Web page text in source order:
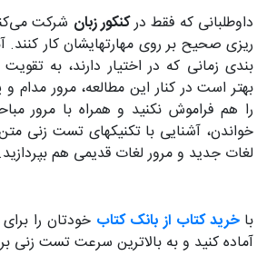
داوطلبانی که فقط درکنکور زبان شرکت
ریزی صحیح بر روی مهارتهایشان کار کنند.
بندی زمانی که در اختیار دارند، به تقویت
بهتر است در کنار این مطالعه، مرور مدام
را هم فراموش نکنید و همراه با مرور
خواندن، آشنایی با تکنیکهای تست زنی
لغات جدید و مرور لغات قدیمی هم بپردازید.
با خرید کتاب از بانک کتاب خودتان را
آماده کنید و به بالاترین سرعت تست زنی